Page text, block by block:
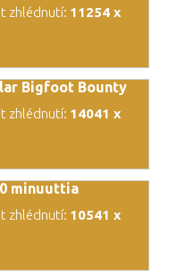
zhlédnutí: 11254 x
Bigfoot Bounty
zhlédnutí: 14041 x
minuuttia
zhlédnutí: 10541 x